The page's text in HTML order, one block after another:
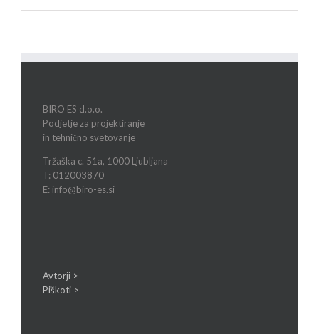
BIRO ES d.o.o.
Podjetje za projektiranje
in tehnično svetovanje
Tržaška c. 51a, 1000 Ljubljana
T: 012003870
E: info@biro-es.si
Avtorji >
Piškoti >